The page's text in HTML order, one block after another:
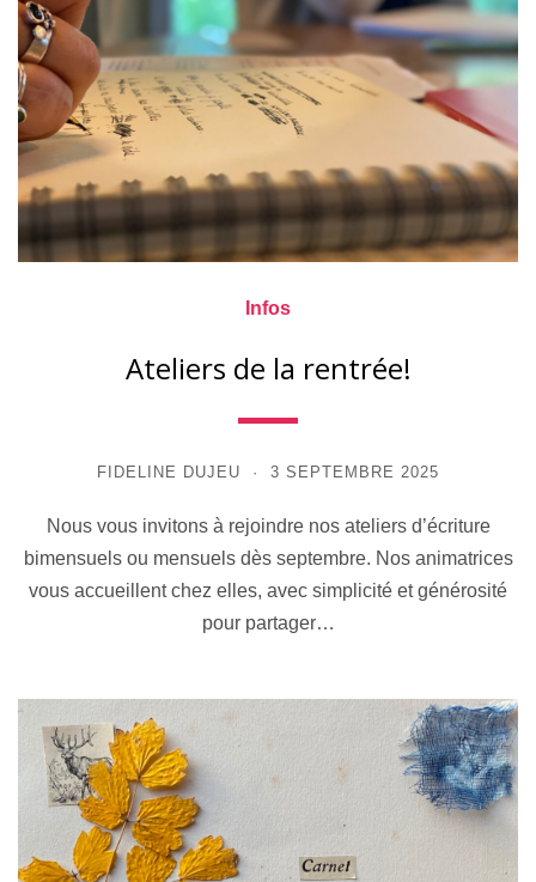
Infos
Ateliers de la rentrée!
FIDELINE DUJEU 3 SEPTEMBRE 2025
Nous vous invitons à rejoindre nos ateliers d’écriture
bimensuels ou mensuels dès septembre. Nos animatrices
vous accueillent chez elles, avec simplicité et générosité
pour partager…